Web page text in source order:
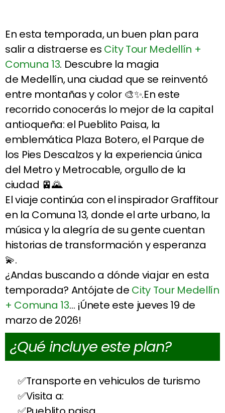
En esta temporada, un buen plan para
salir a distraerse es City Tour Medellín +
Comuna 13. Descubre la magia
de Medellín, una ciudad que se reinventó
entre montañas y color 🎨✨.En este
recorrido conocerás lo mejor de la capital
antioqueña: el Pueblito Paisa, la
emblemática Plaza Botero, el Parque de
los Pies Descalzos y la experiencia única
del Metro y Metrocable, orgullo de la
ciudad 🚈🌄.
El viaje continúa con el inspirador Graffitour
en la Comuna 13, donde el arte urbano, la
música y la alegría de su gente cuentan
historias de transformación y esperanza
💫.
¿Andas buscando a dónde viajar en esta
temporada? Antójate de City Tour Medellín
+ Comuna 13… ¡Únete este jueves 19 de
marzo de 2026!
¿Qué incluye este plan?
Transporte en vehiculos de turismo
Visita a: